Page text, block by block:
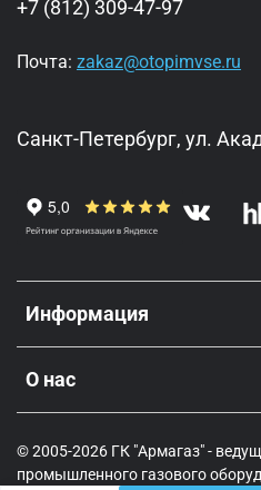
Информация
О нас
+7 (812) 309-47-97
Почта: zakaz@otopimvse.ru
Санкт-Петербург, ул.
© 2005-2026 ГК "Армагаз" -
промышленного газового